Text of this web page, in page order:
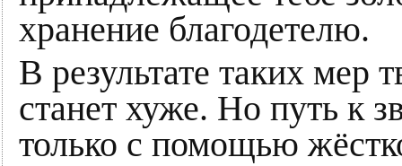
хранение благодетелю.
В результате таких мер
станет хуже. Но путь к
только с помощью